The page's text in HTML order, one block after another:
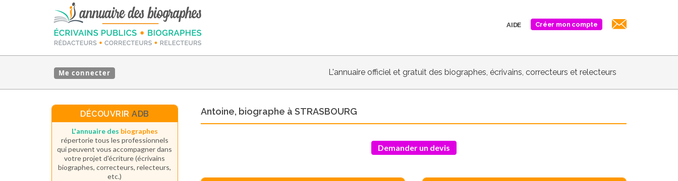
AIDE Créer mon compte
L'annuaire officiel et gratuit des biographes, écrivains, correcteurs et relecteurs
Me connecter
Antoine, biographe à STRASBOURG
Demander un devis
DÉCOUVRIRADB
L'annuaire des biographes
répertorie tous les professionnels
qui peuvent vous accompagner dans
votre projet d'écriture (écrivains
biographes, correcteurs, relecteurs,
etc.)